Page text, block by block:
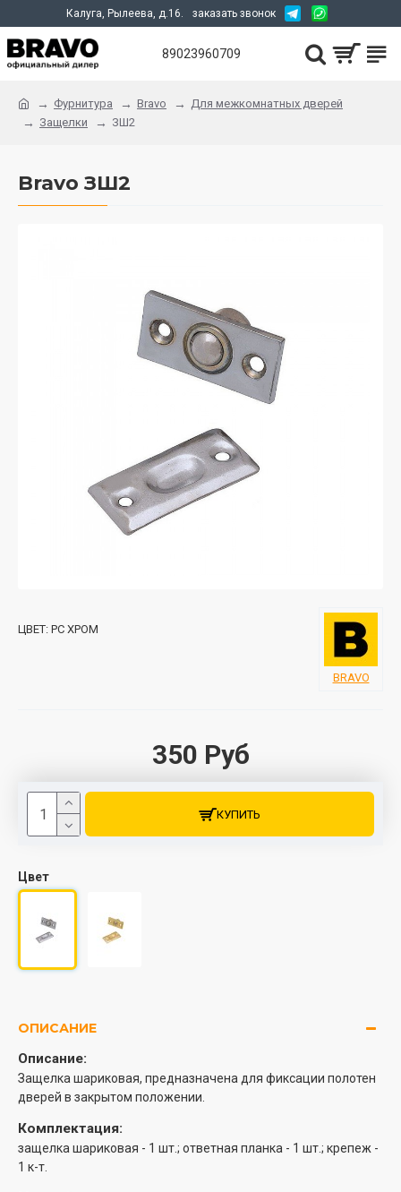
Калуга, Рылеева, д.16. заказать звонок
89023960709
Фурнитура Bravo
Для межкомнатных дверей
Защелки
ЗШ2
Bravo ЗШ2
350 Руб
ЦВЕТ: PC ХРОМ
BRAVO
Цвет
КУПИТЬ
ОПИСАНИЕ
Описание:
Защелка шариковая, предназначена для фиксации полотен
дверей в закрытом положении.
Комплектация:
защелка шариковая - 1 шт.; ответная планка - 1 шт.; крепеж -
1 к-т.